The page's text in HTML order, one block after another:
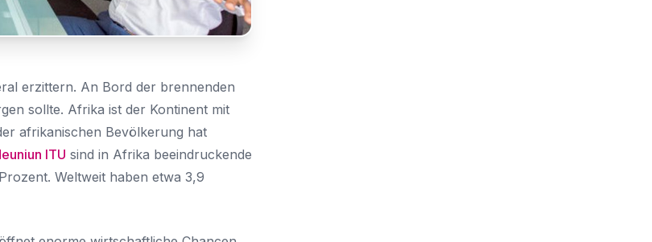
erzittern. An Bord der brennenden
sollte. Afrika ist der Kontinent mit
afrikanischen Bevölkerung hat
ITU sind in Afrika beeindruckende
Weltweit haben etwa 3,9
Sie haben bereits ein Konto?
Hier klicken um sich anzumelden